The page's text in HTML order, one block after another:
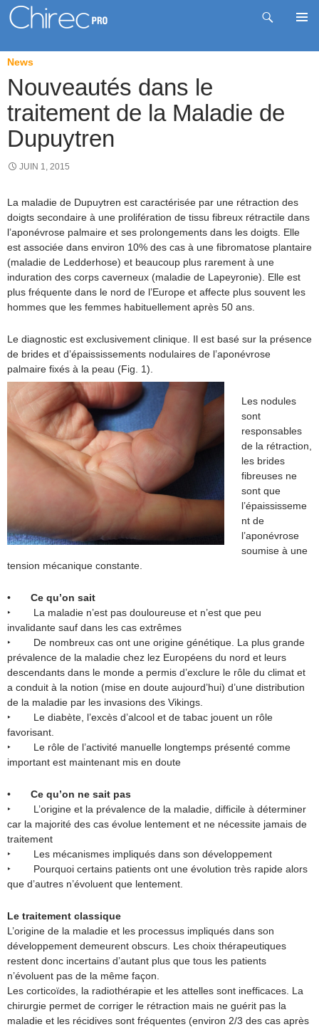
Recherche
Aller
au
contenu
News
Nouveautés dans le
traitement de la Maladie de
Dupuytren
JUIN 1, 2015
La maladie de Dupuytren est caractérisée par une rétraction des
doigts secondaire à une prolifération de tissu fibreux rétractile dans
l’aponévrose palmaire et ses prolongements dans les doigts. Elle
est associée dans environ 10% des cas à une fibromatose plantaire
(maladie de Ledderhose) et beaucoup plus rarement à une
induration des corps caverneux (maladie de Lapeyronie). Elle est
plus fréquente dans le nord de l’Europe et affecte plus souvent les
hommes que les femmes habituellement après 50 ans.
Le diagnostic est exclusivement clinique. Il est basé sur la présence
de brides et d’épaississements nodulaires de l’aponévrose
palmaire fixés à la peau (Fig. 1).
Les nodules
sont
responsables
de la rétraction,
les brides
fibreuses ne
sont que
l’épaississeme
nt de
l’aponévrose
soumise à une
tension mécanique constante.
• Ce qu’on sait
‣ La maladie n’est pas douloureuse et n’est que peu
invalidante sauf dans les cas extrêmes
‣ De nombreux cas ont une origine génétique. La plus grande
prévalence de la maladie chez lez Européens du nord et leurs
descendants dans le monde a permis d’exclure le rôle du climat et
a conduit à la notion (mise en doute aujourd’hui) d’une distribution
de la maladie par les invasions des Vikings.
‣ Le diabète, l’excès d’alcool et de tabac jouent un rôle
favorisant.
‣ Le rôle de l’activité manuelle longtemps présenté comme
important est maintenant mis en doute
• Ce qu’on ne sait pas
‣ L’origine et la prévalence de la maladie, difficile à déterminer
car la majorité des cas évolue lentement et ne nécessite jamais de
traitement
‣ Les mécanismes impliqués dans son développement
‣ Pourquoi certains patients ont une évolution très rapide alors
que d’autres n’évoluent que lentement.
Le traitement classique
L’origine de la maladie et les processus impliqués dans son
développement demeurent obscurs. Les choix thérapeutiques
restent donc incertains d’autant plus que tous les patients
n’évoluent pas de la même façon.
Les corticoïdes, la radiothérapie et les attelles sont inefficaces. La
chirurgie permet de corriger le rétraction mais ne guérit pas la
maladie et les récidives sont fréquentes (environ 2/3 des cas après